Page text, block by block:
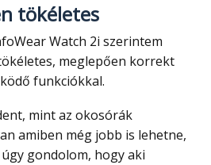
tökéletes
meglepően korrekt
funkciókkal.
amiben még jobb is lehetne,
gondolom, hogy aki